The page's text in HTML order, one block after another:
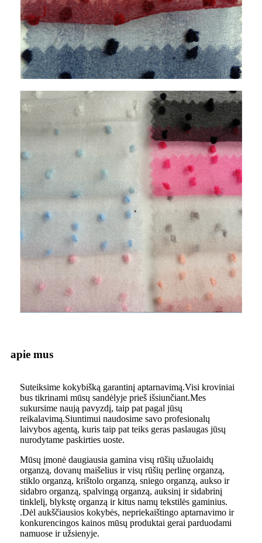
apie mus
Suteiksime kokybišką garantinį aptarnavimą.Visi kroviniai
bus tikrinami mūsų sandėlyje prieš išsiunčiant.Mes
sukursime naują pavyzdį, taip pat pagal jūsų
reikalavimą.Siuntimui naudosime savo profesionalų
laivybos agentą, kuris taip pat teiks geras paslaugas jūsų
nurodytame paskirties uoste.
Mūsų įmonė daugiausia gamina visų rūšių užuolaidų
organzą, dovanų maišelius ir visų rūšių perlinę organzą,
stiklo organzą, krištolo organzą, sniego organzą, aukso ir
sidabro organzą, spalvingą organzą, auksinį ir sidabrinį
tinklelį, blykstę organzą ir kitus namų tekstilės gaminius.
.Dėl aukščiausios kokybės, nepriekaištingo aptarnavimo ir
konkurencingos kainos mūsų produktai gerai parduodami
namuose ir užsienyje.